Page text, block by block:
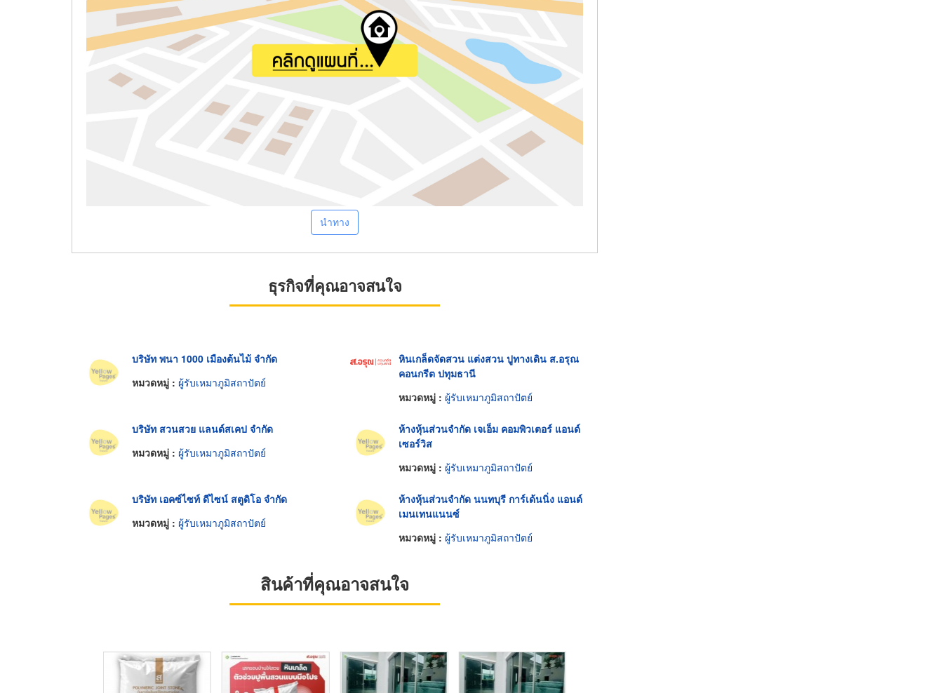
นำทาง
ธุรกิจที่คุณอาจสนใจ
บริษัท พนา 1000 เมืองต้นไม้ จำกัด
หมวดหมู่ : ผู้รับเหมาภูมิสถาปัตย์
หินเกล็ดจัดสวน แต่งสวน ปูทางเดิน ส.อรุณ
คอนกรีต ปทุมธานี
หมวดหมู่ : ผู้รับเหมาภูมิสถาปัตย์
บริษัท สวนสวย แลนด์สเคป จำกัด
หมวดหมู่ : ผู้รับเหมาภูมิสถาปัตย์
ห้างหุ้นส่วนจำกัด เจเอ็ม คอมพิวเตอร์ แอนด์
เซอร์วิส
หมวดหมู่ : ผู้รับเหมาภูมิสถาปัตย์
บริษัท เอคซ์ไซท์ ดีไซน์ สตูดิโอ จำกัด
หมวดหมู่ : ผู้รับเหมาภูมิสถาปัตย์
ห้างหุ้นส่วนจำกัด นนทบุรี การ์เด้นนิ่ง แอนด์
เมนเทนแนนซ์
หมวดหมู่ : ผู้รับเหมาภูมิสถาปัตย์
สินค้าที่คุณอาจสนใจ